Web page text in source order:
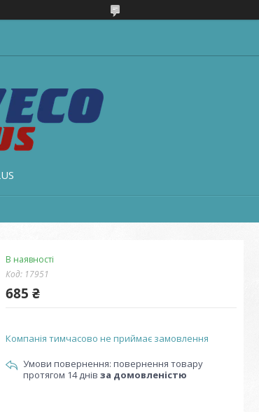
В наявності
Код: 17951
685 ₴
Компанія тимчасово не приймає замовлення
повернення товару
протягом 14 днів за домовленістю